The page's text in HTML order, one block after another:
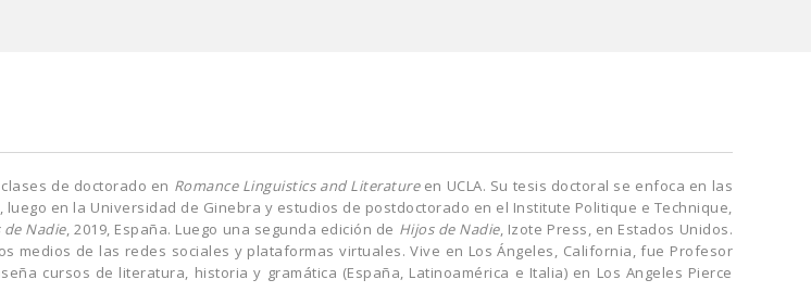
de doctorado en Romance Linguistics and Literatureen UCLA. Su tesis doctoral se enfoca en las
en la Universidad de Ginebra y estudios de postdoctorado en el Institute Politique e Technique,
de Nadie, 2019, España. Luego una segunda edición de Hijos de Nadie, Izote Press, en Estados Unidos.
medios de las redes sociales y plataformas virtuales. Vive en Los Ángeles, California, fue Profesor
cursos de literatura, historia y gramática (España, Latinoamérica e Italia) en Los Angeles Pierce